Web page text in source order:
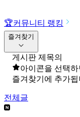
🏆커뮤니티 랭킹
즐겨찾기
게시판 제목의
아이콘을 선택하
즐겨찾기에 추가됩
전체글